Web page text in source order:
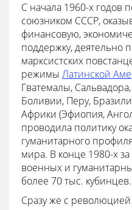
С начала 1960-х годов
союзником СССР,
финансовую,
поддержку, деятельно
марксистских
режимы Латинской
Гватемалы,
Боливии, Перу,
Африки (Эфиопия,
проводила политику
гуманитарного
мира. В конце 1980-х
военных и
более 70 тыс. кубинцев.
Сразу же с